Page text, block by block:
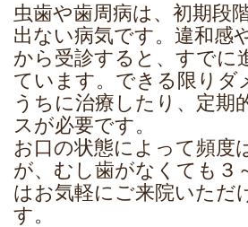
虫歯や歯周病は、初期段
出ない病気です。違和感
から受診すると、すでに
ています。できる限りダ
うちに治療したり、定期
スが必要です。
お口の状態によって頻度
が、むし歯がなくても３
はお気軽にご来院いただ
す。